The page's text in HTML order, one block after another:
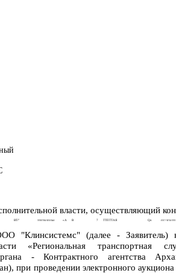
власти, осуществляющий
ВТ/” тттгттотгптал «А В 7 ТТПТТАЯ Qn
ггг>тгтлттт
"Клинсистемс" (далее - Заявитель)
«Региональная транспортная
- Контрактного агентства
при проведении электронного